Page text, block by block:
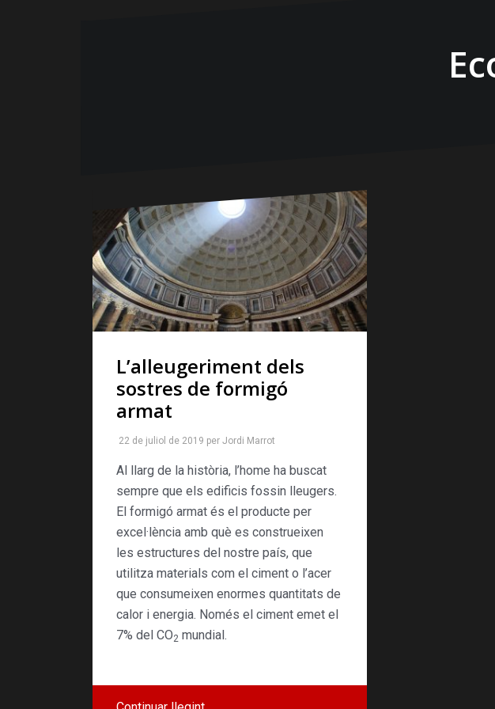
L’alleugeriment dels
sostres de formigó
armat
22 de juliol de 2019 per Jordi Marrot
Al llarg de la història, l’home ha buscat
sempre que els edificis fossin lleugers.
El formigó armat és el producte per
excel·lència amb què es construeixen
les estructures del nostre país, que
utilitza materials com el ciment o l’acer
que consumeixen enormes quantitats de
calor i energia. Només el ciment emet el
7% del CO2 mundial.